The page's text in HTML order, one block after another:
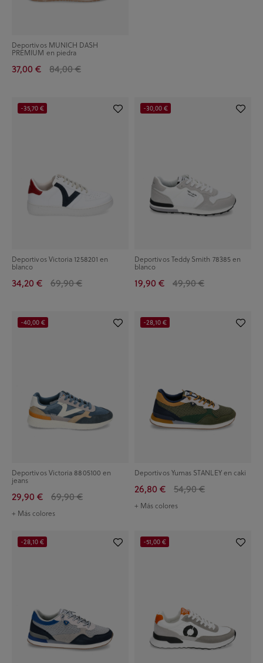
Deportivos MUNICH DASH
PREMIUM en piedra
37,00 € 84,00 €
Deportivos Victoria 1258201 en
blanco
34,20 € 69,90 €
-35,70 €
Deportivos Teddy Smith 78385 en
blanco
19,90 € 49,90 €
-30,00 €
Deportivos Victoria 8805100 en
jeans
29,90 € 69,90 €
+ Más colores
-40,00 €
Deportivos Yumas STANLEY en caki
26,80 € 54,90 €
+ Más colores
-28,10 €
-28,10 € -51,00 €